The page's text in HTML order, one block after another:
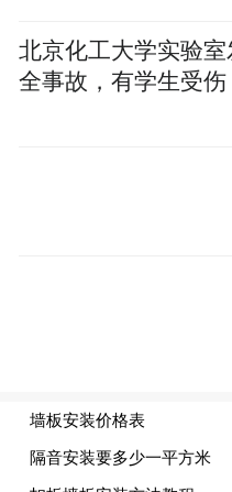
啦啦队为选手们加油
金迪摄
北京化工大学实验室
全事故，有学生受伤